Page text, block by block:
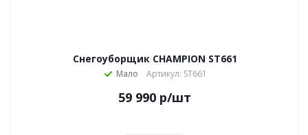
Снегоуборщик CHAMPION ST661
Мало Артикул: ST661
59 990 р/шт